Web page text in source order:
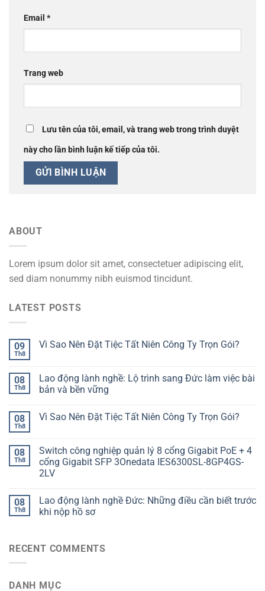
Email *
Trang web
Lưu tên của tôi, email, và trang web trong trình duyệt
này cho lần bình luận kế tiếp của tôi.
ABOUT
Lorem ipsum dolor sit amet, consectetuer adipiscing elit,
sed diam nonummy nibh euismod tincidunt.
LATEST POSTS
09
Th8
Vì Sao Nên Đặt Tiệc Tất Niên Công Ty Trọn Gói?
08
Th8
Lao động lành nghề: Lộ trình sang Đức làm việc bài
bản và bền vững
08
Th8
Vì Sao Nên Đặt Tiệc Tất Niên Công Ty Trọn Gói?
08
Th8
Switch công nghiệp quản lý 8 cổng Gigabit PoE + 4
cổng Gigabit SFP 3Onedata IES6300SL-8GP4GS-
2LV
08
Th8
Lao động lành nghề Đức: Những điều cần biết trước
khi nộp hồ sơ
RECENT COMMENTS
DANH MỤC